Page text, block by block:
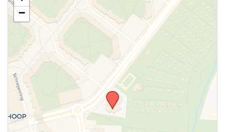
zmianach w powyższym mityngu.
−